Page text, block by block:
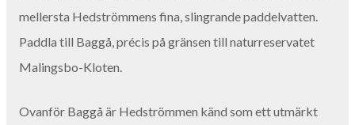
meller­s­ta Hed­ström­mens fina, slin­grande pad­del­vat­ten.
Padd­la till Bag­gå, pré­cis på gränsen till natur­reser­vatet
Malingsbo-Kloten.
Ovan­för Bag­gå är Hed­ström­men känd som ett utmärkt